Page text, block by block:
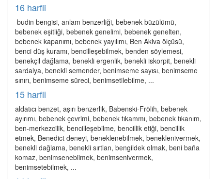
16 harfli
 budin bengisi, anlam benzerliği, bebenek büzülümü,
bebenek eşitliği, bebenek genelimi, bebenek genelten,
bebenek kapanımı, bebenek yayılımı, Ben Akiva ölçüsü,
benci düş kuramı, bencilleşebilmek, benden söylemesi,
benekçil dağlama, benekli ergenlik, benekli iskorpit, benekli
sardalya, benekli semender, benimseme sayısı, benimseme
sınırı, benimseme süreci, benimsetilebilme, ...
15 harfli
aldatıcı benzet, aşırı benzerlik, Babenski-Frölih, bebenek
ayırımı, bebenek çevrimi, bebenek tıkammı, bebenek tıkanım,
ben-merkezcilik, bencilleşebilme, bencillik etiği, bencillik
etmek, Benedict deneyi, beneklenebilmek, beneklenivermek,
benekli dağlama, benekli sırtlan, bengildek olmak, beni baña
komaz, benimsenebilmek, benimsenivermek,
benimsetebilmek, ...